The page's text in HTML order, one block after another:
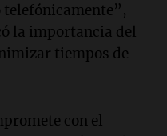
la importancia del
tiempos de
con el